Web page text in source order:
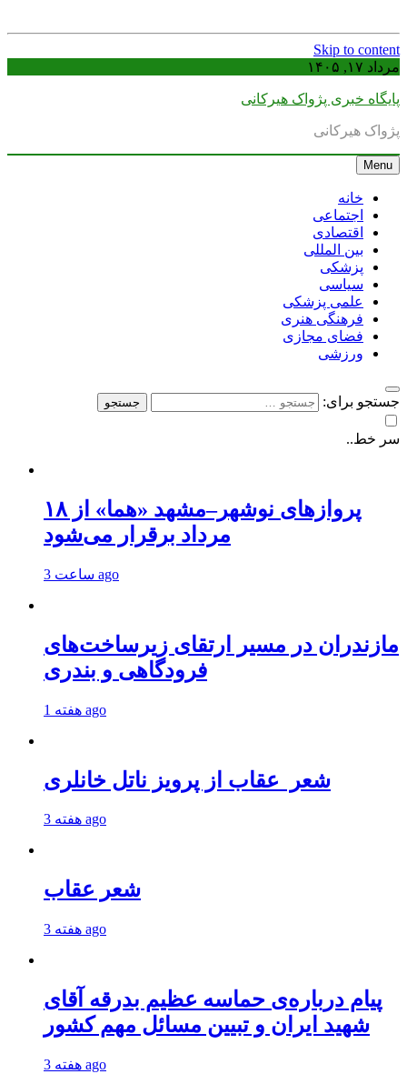
Skip to content
مرداد ۱۷, ۱۴۰۵
پایگاه خبری پژواک هیرکانی
پژواک هیرکانی
Menu
خانه
اجتماعی
اقتصادی
بین المللی
پزشکی
سیاسی
علمی پزشکی
فرهنگی هنری
فضای مجازی
ورزشی
جستجو برای:
سر خط..
پروازهای نوشهر–مشهد «هما» از ۱۸
مرداد برقرار می‌شود
3 ساعت ago
مازندران در مسیر ارتقای زیرساخت‌های
فرودگاهی و بندری
1 هفته ago
شعر عقاب از پرویز ناتل خانلری
3 هفته ago
شعر عقاب
3 هفته ago
پیام درباره‌ی حماسه عظیم بدرقه آقای
شهید ایران و تبیین مسائل مهم کشور
3 هفته ago